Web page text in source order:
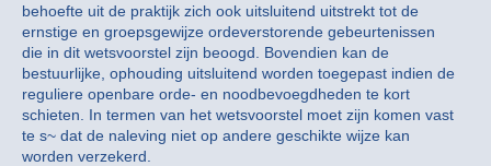
behoefte uit de praktijk zich ook uitsluitend uitstrekt tot de
ernstige en groepsgewijze ordeverstorende gebeurtenissen
die in dit wetsvoorstel zijn beoogd. Bovendien kan de
bestuurlijke, ophouding uitsluitend worden toegepast indien de
reguliere openbare orde- en noodbevoegdheden te kort
schieten. In termen van het wetsvoorstel moet zijn komen vast
te s~ dat de naleving niet op andere geschikte wijze kan
worden verzekerd.